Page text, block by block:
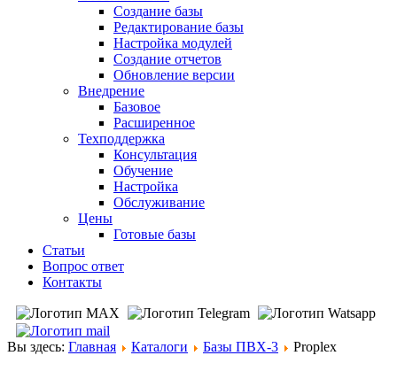
Создание базы
Редактирование базы
Настройка модулей
Создание отчетов
Обновление версии
Внедрение
Базовое
Расширенное
Техподдержка
Консультация
Обучение
Настройка
Обслуживание
Цены
Готовые базы
Статьи
Вопрос ответ
Контакты
Вы здесь: Главная Каталоги Базы ПВХ-3 Proplex